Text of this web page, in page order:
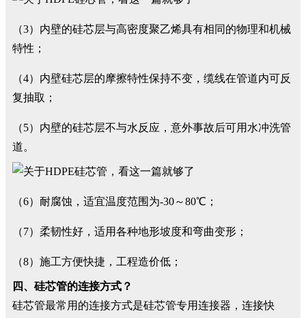
（3）内壁的硅芯层与高密度聚乙烯具有相同的物理和机械
特性；
（4）内壁硅芯层的摩擦特性保持不变，缆线在管道内可反
复抽取；
（5）内壁的硅芯层不与水反应，意外事故后可用水冲洗管
道。
（6）耐腐蚀，适宜温度范围为-30～80℃；
（7）柔韧性好，适用各种地形坡度和弯曲变形；
（8）施工方便快捷，工程造价低；
四、硅芯管的连接方式？
硅芯管最常用的连接方式是硅芯管专用连接器，连接快